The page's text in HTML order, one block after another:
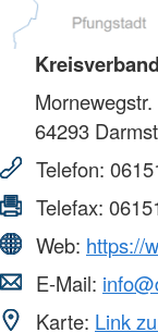
64293
Telefon:
Telefax:
Web: https://
E-Mail:
Karte: Link